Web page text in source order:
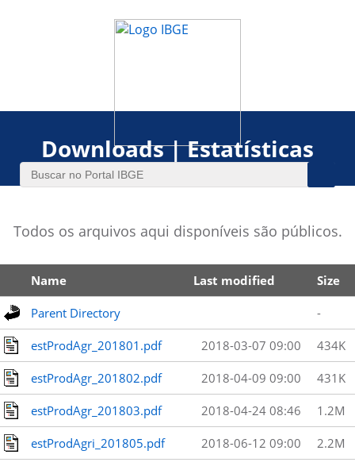
Downloads | Estatísticas
Todos os arquivos aqui disponíveis são públicos.
Name Last modified Size
Parent Directory -
estProdAgr_201801.pdf 2018-03-07 09:00 434K
estProdAgr_201802.pdf 2018-04-09 09:00 431K
estProdAgr_201803.pdf 2018-04-24 08:46 1.2M
estProdAgri_201805.pdf 2018-06-12 09:00 2.2M